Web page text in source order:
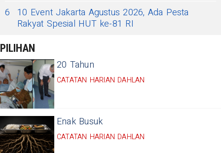
6
10 Event Jakarta Agustus 2026, Ada Pesta
Rakyat Spesial HUT ke-81 RI
PILIHAN
20 Tahun
CATATAN HARIAN DAHLAN
Enak Busuk
CATATAN HARIAN DAHLAN